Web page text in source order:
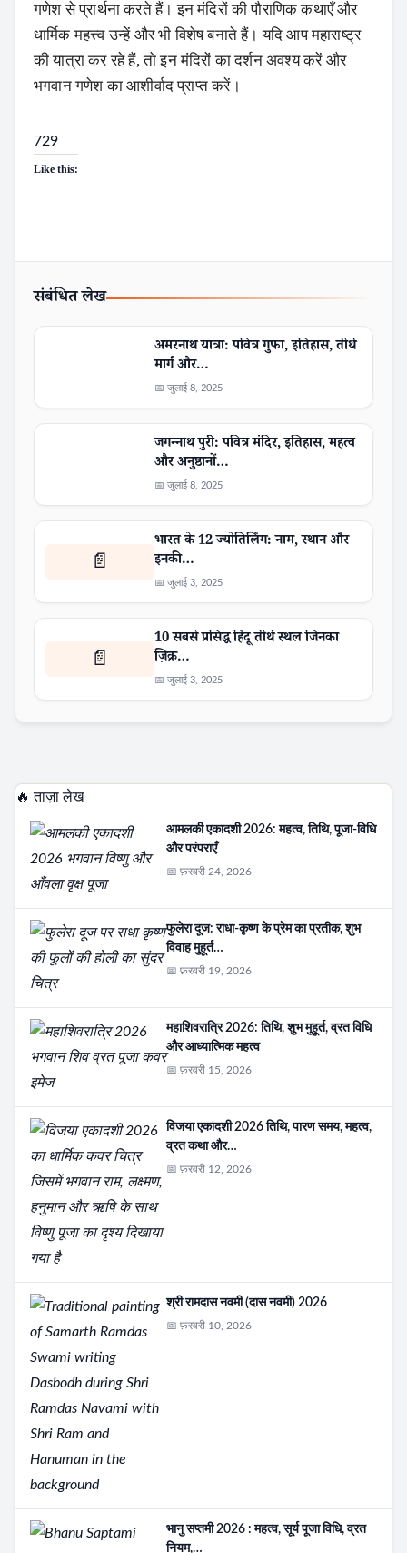
गणेश से प्रार्थना करते हैं। इन मंदिरों की पौराणिक कथाएँ और
धार्मिक महत्त्व उन्हें और भी विशेष बनाते हैं। यदि आप महाराष्ट्र
की यात्रा कर रहे हैं, तो इन मंदिरों का दर्शन अवश्य करें और
भगवान गणेश का आशीर्वाद प्राप्त करें।
729
Like this:
संबंधित लेख
अमरनाथ यात्रा: पवित्र गुफा, इतिहास, तीर्थ
मार्ग और…
📅 जुलाई 8, 2025
जगन्नाथ पुरी: पवित्र मंदिर, इतिहास, महत्व
और अनुष्ठानों…
📅 जुलाई 8, 2025
📄
भारत के 12 ज्योतिर्लिंग: नाम, स्थान और
इनकी…
📅 जुलाई 3, 2025
📄
10 सबसे प्रसिद्ध हिंदू तीर्थ स्थल जिनका
ज़िक्र…
📅 जुलाई 3, 2025
🔥 ताज़ा लेख
आमलकी एकादशी 2026: महत्व, तिथि, पूजा-विधि
और परंपराएँ
📅 फ़रवरी 24, 2026
फुलेरा दूज: राधा-कृष्ण के प्रेम का प्रतीक, शुभ
विवाह मुहूर्त…
📅 फ़रवरी 19, 2026
महाशिवरात्रि 2026: तिथि, शुभ मुहूर्त, व्रत विधि
और आध्यात्मिक महत्व
📅 फ़रवरी 15, 2026
विजया एकादशी 2026 तिथि, पारण समय, महत्व,
व्रत कथा और…
📅 फ़रवरी 12, 2026
श्री रामदास नवमी (दास नवमी) 2026
📅 फ़रवरी 10, 2026
भानु सप्तमी 2026 : महत्व, सूर्य पूजा विधि, व्रत
नियम,…